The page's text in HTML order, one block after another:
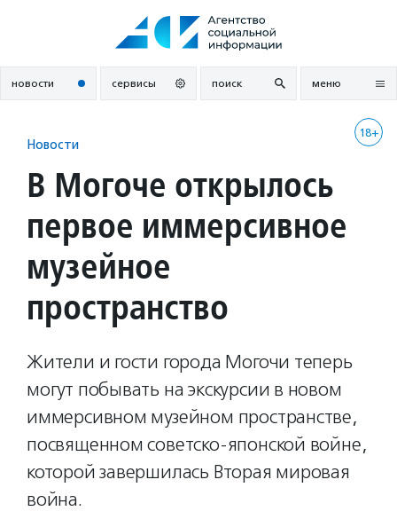
новости сервисы поиск меню
18+
Новости
В Могоче открылось
первое иммерсивное
музейное
пространство
Жители и гости города Могочи теперь
могут побывать на экскурсии в новом
иммерсивном музейном пространстве,
посвященном советско-японской войне,
которой завершилась Вторая мировая
война.